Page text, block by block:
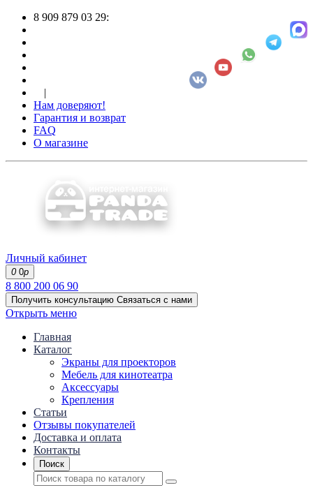
8 909 879 03 29:
|
Нам доверяют!
Гарантия и возврат
FAQ
О магазине
Личный кабинет
0 0р
8 800 200 06 90
Получить консультацию Связаться с нами
Открыть меню
Главная
Каталог
Экраны для проекторов
Mебель для кинотеатра
Аксессуары
Крепления
Статьи
Отзывы покупателей
Доставка и оплата
Контакты
Поиск